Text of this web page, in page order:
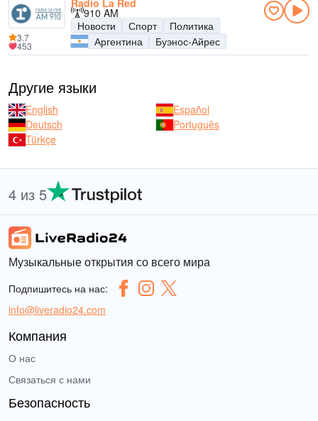
Radio La Red
910 AM
Новости
Спорт
Политика
Аргентина
Буэнос-Айрес
3.7
453
Другие языки
English
Español
Deutsch
Português
Türkçe
4 из 5
Музыкальные открытия со всего мира
Подпишитесь на нас:
info@liveradio24.com
Компания
О нас
Связаться с нами
Безопасность